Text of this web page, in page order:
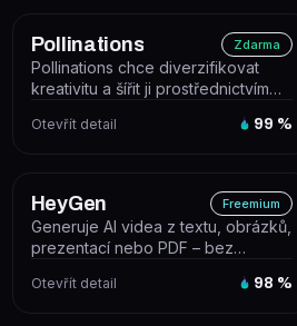
Pollinations Zdarma
Pollinations chce diverzifikovat
kreativitu a šířit ji prostřednictvím
Otevřít detail 99 %
HeyGen Freemium
Generuje AI videa z textu, obrázků,
prezentací nebo PDF – bez
d...
Otevřít detail 98 %